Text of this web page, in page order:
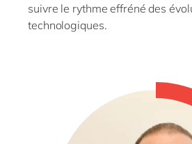
suivre le rythme effréné des
technologiques.